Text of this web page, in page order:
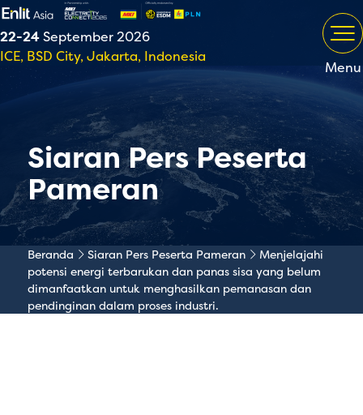
22-24September 2026
ICE, BSD City, Jakarta, Indonesia
Menu
Siaran Pers Peserta
Pameran
Beranda Siaran Pers Peserta Pameran
Menjelajahi
potensi energi terbarukan dan panas sisa yang belum
dimanfaatkan untuk menghasilkan pemanasan dan
pendinginan dalam proses industri.